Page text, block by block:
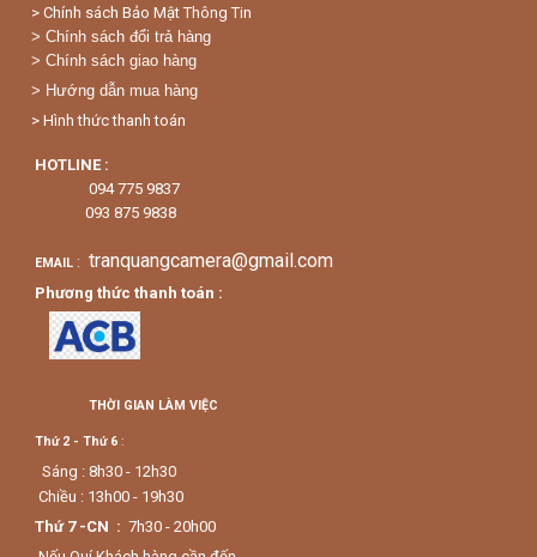
> Chính sách Bảo Mật Thông Tin
> Chính sách đổi trả hàng
> Chính sách giao hàng
> Hướng dẫn mua hàng
> Hình thức thanh toán
HOTLINE :
094 775 9837
093 875 9838
EMAIL : tranquangcamera@gmail.com
Phương thức thanh toán :
THỜI GIAN LÀM VIỆC
Thứ 2 - Thứ 6 :
Sáng : 8h30 - 12h30
Chiều : 13h00 - 19h30
Thứ 7 -CN : 7h30 - 20h00